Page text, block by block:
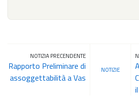
NOTIZIA PRECENDENTE
Rapporto Preliminare di
assoggettabilità a Vas
NOTIZIE